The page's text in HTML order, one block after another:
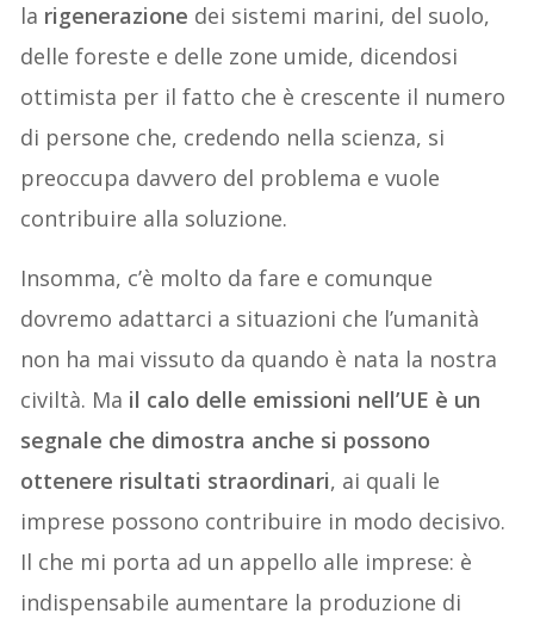
la rigenerazione dei sistemi marini, del suolo,
delle foreste e delle zone umide, dicendosi
ottimista per il fatto che è crescente il numero
di persone che, credendo nella scienza, si
preoccupa davvero del problema e vuole
contribuire alla soluzione.
Insomma, c’è molto da fare e comunque
dovremo adattarci a situazioni che l’umanità
non ha mai vissuto da quando è nata la nostra
civiltà. Ma il calo delle emissioni nell’UE è un
segnale che dimostra anche si possono
ottenere risultati straordinari, ai quali le
imprese possono contribuire in modo decisivo.
Il che mi porta ad un appello alle imprese: è
indispensabile aumentare la produzione di